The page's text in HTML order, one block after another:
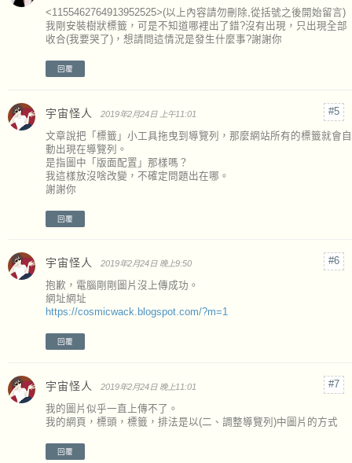
<1155462764913952525>(以上內容請勿刪除,從括號之後開始留言)
我剛安裝樹狀標籤，可是不知道哪裡出了錯?沒有出現，只出現全部
收合(我要哭了)，想請問這情況是發生什麼事?謝謝你
回覆
宇宙怪人 2019年2月24日 上午11:01
文章說把「標籤」小工具拖曳到導覽列，那麼網站所有的標籤就會自
動出現在導覽列。
是指圖中「版面配置」那樣嗎？
我這樣放沒啥改變，不確定問題出在哪。
謝謝你
回覆
宇宙怪人 2019年2月24日 晚上9:50
抱歉，電腦剛剛圖片沒上傳成功。
網址網址
https://cosmicwack.blogspot.com/?m=1
回覆
宇宙怪人 2019年2月24日 晚上11:01
我的圖片似乎一直上傳不了。
我的網頁，標頭，標籤，排法是以(二、調整導覽列)中圖片的方式
回覆